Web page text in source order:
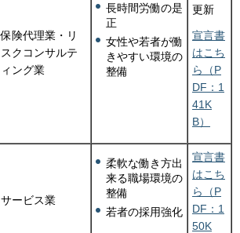
保険代理業・リ
スクコンサルテ
ィング業
長時間労働の是
正
女性や若者が働
きやすい環境の
整備
更新
宣言書
はこち
ら（P
DF：1
41K
B）
サービス業
柔軟な働き方出
来る職場環境の
整備
若者の採用強化
宣言書
はこち
ら（P
DF：1
50K